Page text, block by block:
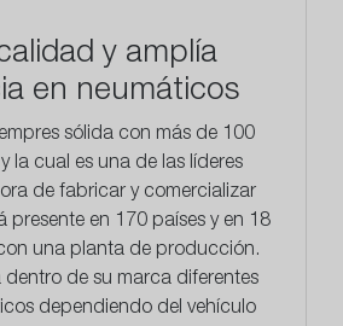
y amplía
en neumáticos
sólida con más de 100
la cual es una de las líderes
de fabricar y comercializar
presente en 170 países y en 18
una planta de producción.
dentro de su marca diferentes
dependiendo del vehículo